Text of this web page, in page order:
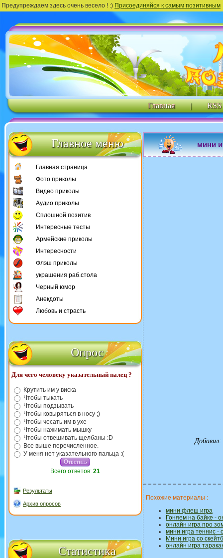
Предупреждаем здесь очень весело ! :) Присоединяйся к самым позитивным
Главная | RSS
Главное меню
Главная страница
Фото приколы
Видео приколы
Аудио приколы
Сплошной позитив
Интересные тесты
Армейские приколы
Интересности
Флэш приколы
украшения раб.стола
Черный юмор
Анекдоты
Любовь и страсть
Опрос
Для чего человеку указательный палец ?
Крутить им у виска
Чтобы тыкать
Чтобы подзывать
Чтобы ковыряться в носу ;)
Чтобы чесать им в ухе
Чтобы нажимать мышку
Чтобы отвешивать щелбаны :D
Все выше перечисленное.
У меня нет указательного пальца :(
Всего ответов: 21
Результаты
Архив опросов
Статистика
мини
Добавил:
Похожие материалы :
мини флеш игра
Гоняем на байке -
онлайн игра про
мини игра теннис -
Мини игра со
онлайн игра